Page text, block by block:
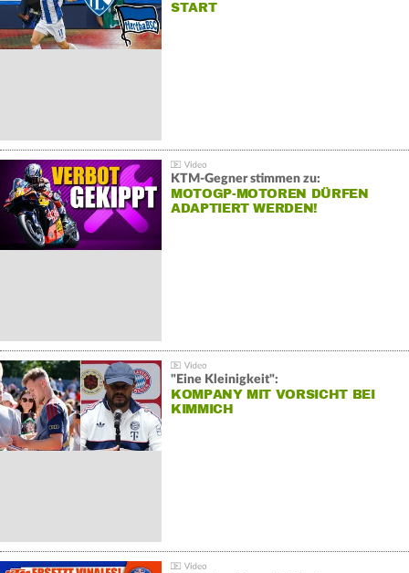
START
KTM-Gegner stimmen zu:
MOTOGP-MOTOREN DÜRFEN
ADAPTIERT WERDEN!
"Eine Kleinigkeit":
KOMPANY MIT VORSICHT BEI
KIMMICH